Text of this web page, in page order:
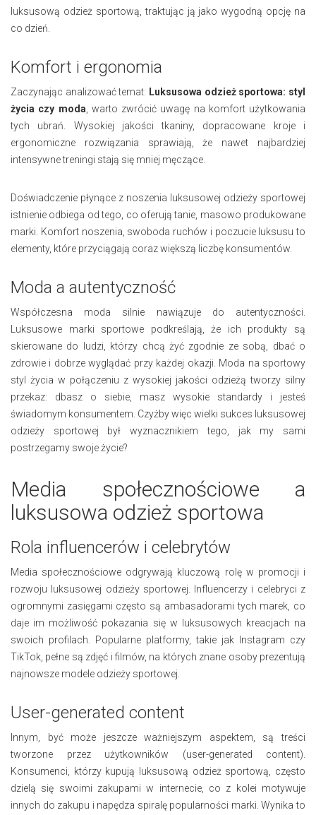
luksusową odzież sportową, traktując ją jako wygodną opcję na
co dzień.
Komfort i ergonomia
Zaczynając analizować temat: Luksusowa odzież sportowa: styl
życia czy moda , warto zwrócić uwagę na komfort użytkowania
tych ubrań. Wysokiej jakości tkaniny, dopracowane kroje i
ergonomiczne rozwiązania sprawiają, że nawet najbardziej
intensywne treningi stają się mniej męczące.
Doświadczenie płynące z noszenia luksusowej odzieży sportowej
istnienie odbiega od tego, co oferują tanie, masowo produkowane
marki. Komfort noszenia, swoboda ruchów i poczucie luksusu to
elementy, które przyciągają coraz większą liczbę konsumentów.
Moda a autentyczność
Współczesna moda silnie nawiązuje do autentyczności.
Luksusowe marki sportowe podkreślają, że ich produkty są
skierowane do ludzi, którzy chcą żyć zgodnie ze sobą, dbać o
zdrowie i dobrze wyglądać przy każdej okazji. Moda na sportowy
styl życia w połączeniu z wysokiej jakości odzieżą tworzy silny
przekaz: dbasz o siebie, masz wysokie standardy i jesteś
świadomym konsumentem. Czyżby więc wielki sukces luksusowej
odzieży sportowej był wyznacznikiem tego, jak my sami
postrzegamy swoje życie?
Media społecznościowe a
luksusowa odzież sportowa
Rola influencerów i celebrytów
Media społecznościowe odgrywają kluczową rolę w promocji i
rozwoju luksusowej odzieży sportowej. Influencerzy i celebryci z
ogromnymi zasięgami często są ambasadorami tych marek, co
daje im możliwość pokazania się w luksusowych kreacjach na
swoich profilach. Popularne platformy, takie jak Instagram czy
TikTok, pełne są zdjęć i filmów, na których znane osoby prezentują
najnowsze modele odzieży sportowej.
User-generated content
Innym, być może jeszcze ważniejszym aspektem, są treści
tworzone przez użytkowników (user-generated content).
Konsumenci, którzy kupują luksusową odzież sportową, często
dzielą się swoimi zakupami w internecie, co z kolei motywuje
innych do zakupu i napędza spiralę popularności marki. Wynika to